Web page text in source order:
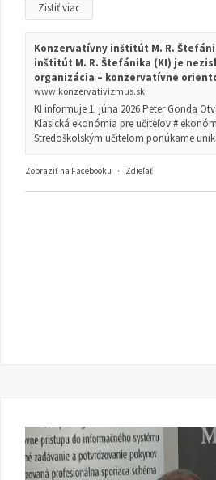
Zistiť viac
Konzervatívny inštitút M. R.
inštitút M. R. Štefánika (KI) je
organizácia – konzervatívne
www.konzervativizmus.sk
KI informuje 1. júna 2026 Peter Gonda
Klasická ekonómia pre učiteľov #
Stredoškolským učiteľom ponúkame
Zobraziť na Facebooku · Zdieľať